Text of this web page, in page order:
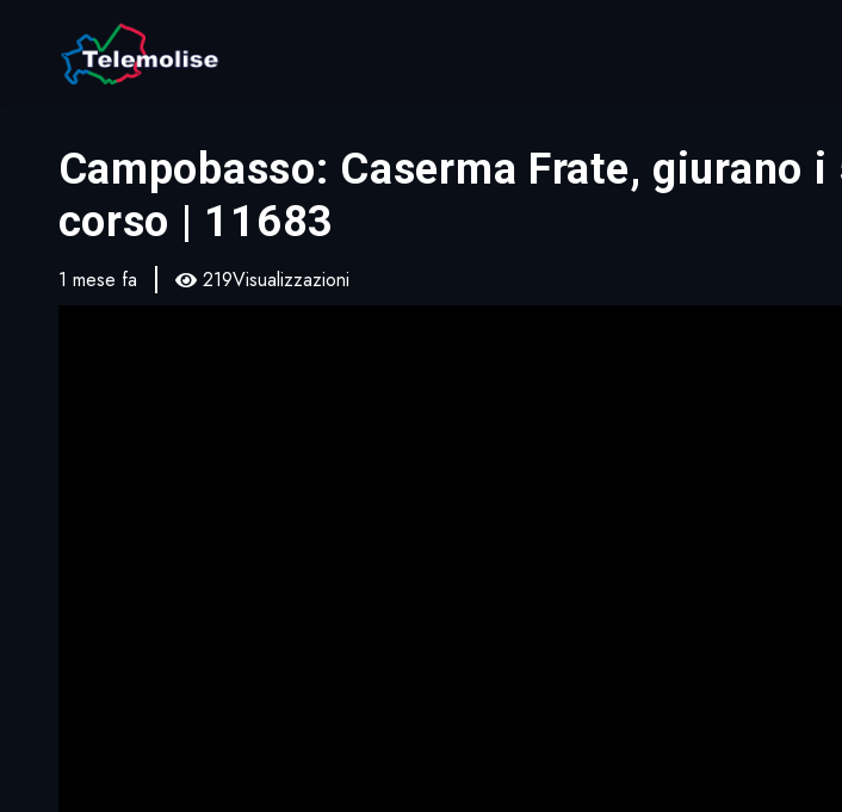
Campobasso: Caserma Frate, giurano
corso | 11683
1 mese fa 219Visualizzazioni